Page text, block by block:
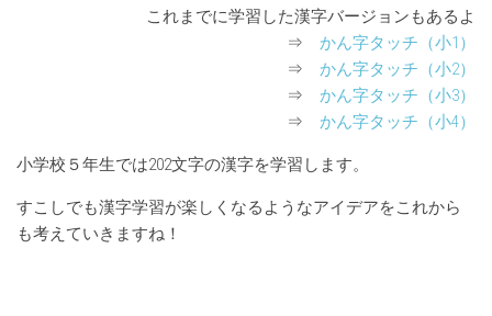
これまでに学習した漢字バージョンもあるよ
⇒ かん字タッチ（小1）
⇒ かん字タッチ（小2）
⇒ かん字タッチ（小3）
⇒ かん字タッチ（小4）
小学校５年生では202文字の漢字を学習します。
すこしでも漢字学習が楽しくなるようなアイデアをこれから
も考えていきますね！